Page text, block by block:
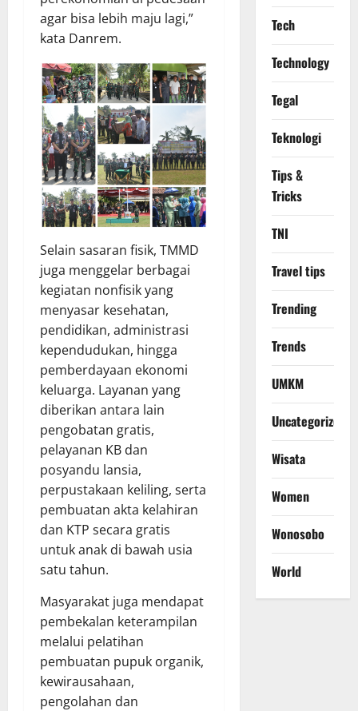
agar bisa lebih maju lagi,”
kata Danrem.
Selain sasaran fisik, TMMD
juga menggelar berbagai
kegiatan nonfisik yang
menyasar kesehatan,
pendidikan, administrasi
kependudukan, hingga
pemberdayaan ekonomi
keluarga. Layanan yang
diberikan antara lain
pengobatan gratis,
pelayanan KB dan
posyandu lansia,
perpustakaan keliling, serta
pembuatan akta kelahiran
dan KTP secara gratis
untuk anak di bawah usia
satu tahun.
Masyarakat juga mendapat
pembekalan keterampilan
melalui pelatihan
pembuatan pupuk organik,
kewirausahaan,
pengolahan dan
Tech
Technology
Tegal
Teknologi
Tips &
Tricks
TNI
Travel tips
Trending
Trends
UMKM
Uncategorized
Wisata
Women
Wonosobo
World